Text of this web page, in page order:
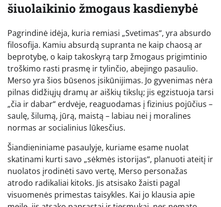
šiuolaikinio žmogaus kasdienybė
Pagrindinė idėja, kuria remiasi „Svetimas“, yra absurdo
filosofija. Kamiu absurdą supranta ne kaip chaosą ar
beprotybę, o kaip takoskyrą tarp žmogaus prigimtinio
troškimo rasti prasmę ir tylinčio, abejingo pasaulio.
Merso yra šios būsenos įsikūnijimas. Jo gyvenimas nėra
pilnas didžiųjų dramų ar aiškių tikslų; jis egzistuoja tarsi
„čia ir dabar“ erdvėje, reaguodamas į fizinius pojūčius –
saulę, šilumą, jūrą, maistą – labiau nei į moralines
normas ar socialinius lūkesčius.
Šiandieniniame pasaulyje, kuriame esame nuolat
skatinami kurti savo „sėkmės istorijas“, planuoti ateitį ir
nuolatos įrodinėti savo vertę, Merso personažas
atrodo radikaliai kitoks. Jis atsisako žaisti pagal
visuomenės primestas taisykles. Kai jo klausia apie